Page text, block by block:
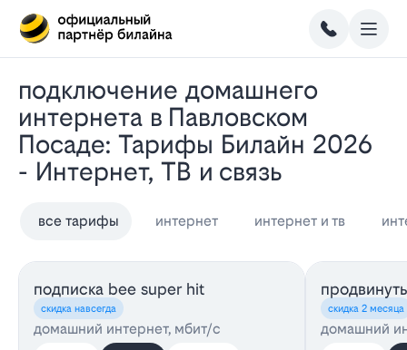
Подключение домашнего
интернета в Павловском
Посаде: Тарифы Билайн 2026
- Интернет, ТВ и связь
все тарифы интернет интернет и тв
подписка bee super hit
скидка навсегда
домашний интернет, мбит/с
скидка 2 месяца
домашний